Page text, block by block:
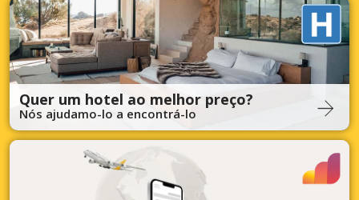
Quer um hotel ao melhor preço?
Nós ajudamo-lo a encontrá-lo